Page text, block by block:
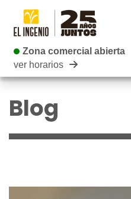
Zona comercial abierta
Zona comercial abierta
ver horarios
Blog